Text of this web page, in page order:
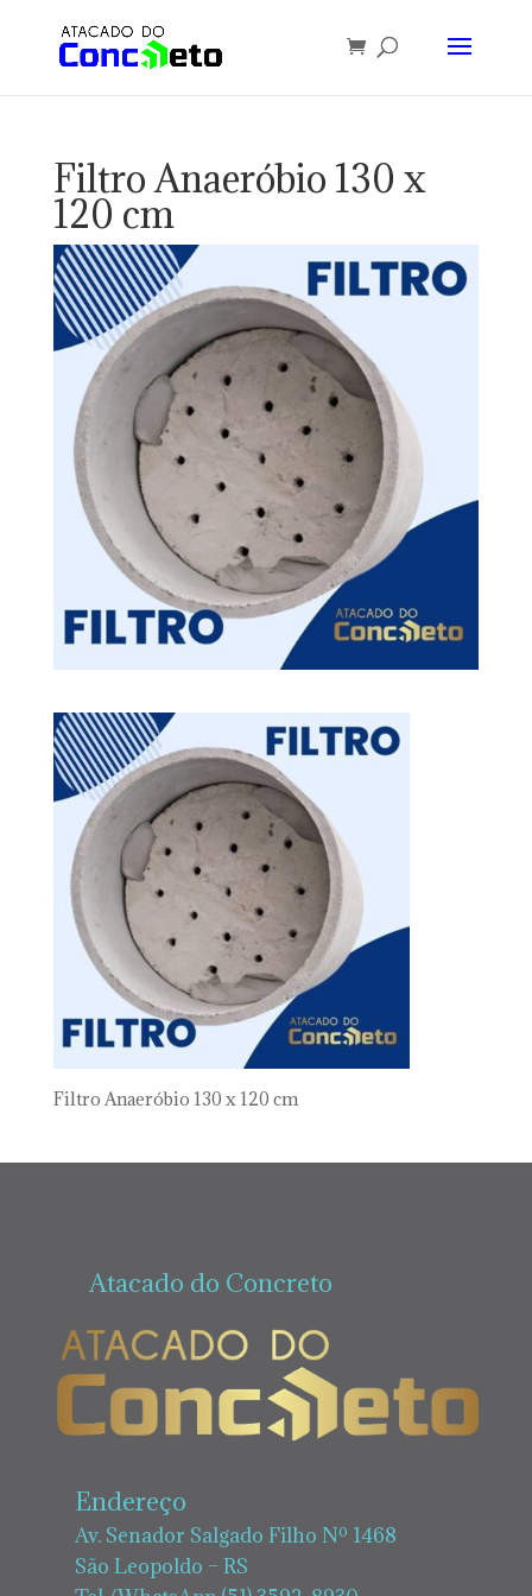
Filtro Anaeróbio 130 x
120 cm
Filtro Anaeróbio 130 x 120 cm
Atacado do Concreto
Endereço
Av. Senador Salgado Filho Nº 1468
São Leopoldo – RS